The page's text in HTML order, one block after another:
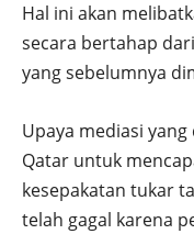
Hal ini akan
secara bertahap
yang sebelumnya
Upaya mediasi
Qatar untuk
kesepakatan tukar
telah gagal karena